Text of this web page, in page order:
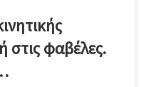
στις φαβέλες.